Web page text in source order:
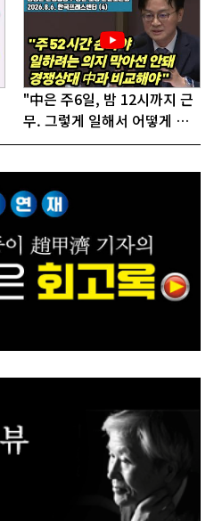
"中은 주6일, 밤 12시까지 근
무. 그렇게 일해서 어떻게 경
쟁하냐 반문하더라"